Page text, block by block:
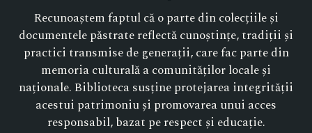
Recunoaștem faptul că o parte din colecțiile și
documentele păstrate reflectă cunoștințe, tradiții și
practici transmise de generații, care fac parte din
memoria culturală a comunităților locale și
naționale. Biblioteca susține protejarea integrității
acestui patrimoniu și promovarea unui acces
responsabil, bazat pe respect și educație.